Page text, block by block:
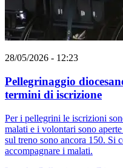
28/05/2026 - 12:23
Pellegrinaggio
termini di iscrizione
Per i pellegrini le iscrizioni
malati e i volontari sono
sul treno sono ancora 150. Si
accompagnare i malati.